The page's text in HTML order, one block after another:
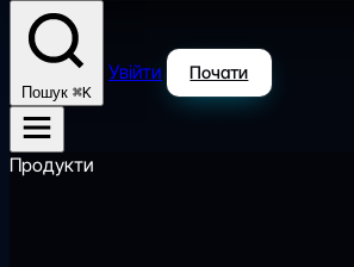
Пошук ⌘K
Увійти Почати
Продукти